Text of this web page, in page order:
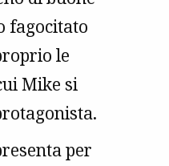
fagocitato
le
Mike si
per